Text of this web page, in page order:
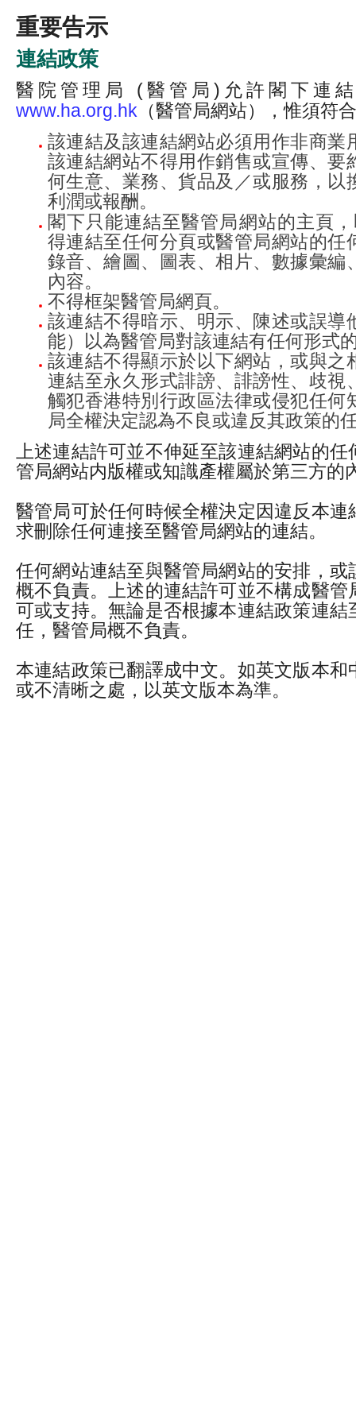
重要告示
連結政策
醫院管理局 (醫管局)允許閣下連
www.ha.org.hk （醫管局網站），惟須符
該連結及該連結網站必須用作非商業
該連結網站不得用作銷售或宣傳、要
何生意、業務、貨品及／或服務，以
利潤或報酬。
閣下只能連結至醫管局網站的主頁
得連結至任何分頁或醫管局網站的任
錄音、繪圖、圖表、相片、數據彙編
內容。
不得框架醫管局網頁。
該連結不得暗示、明示、陳述或誤導
能）以為醫管局對該連結有任何形式
該連結不得顯示於以下網站，或與之
連結至永久形式誹謗、誹謗性、歧視
觸犯香港特別行政區法律或侵犯任何
局全權決定認為不良或違反其政策的
上述連結許可並不伸延至該連結網站的
管局網站内版權或知識產權屬於第三方的
醫管局可於任何時候全權決定因違反本連
求刪除任何連接至醫管局網站的連結。
任何網站連結至與醫管局網站的安排，或
概不負責。上述的連結許可並不構成醫管
可或支持。無論是否根據本連結政策連結
任，醫管局概不負責。
本連結政策已翻譯成中文。如英文版本和
或不清晰之處，以英文版本為準。